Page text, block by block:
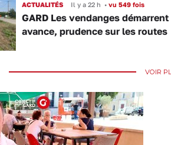
ACTUALITÉS Il y a 22 h •vu 549 fois
GARD Les vendanges démarrent
avance, prudence sur les routes
VOIR